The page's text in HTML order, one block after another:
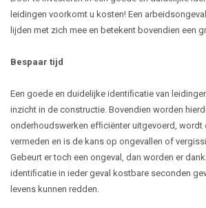
leidingen voorkomt u kosten! Een
lijden met zich mee en betekent bovendien een
Bespaar tijd
Een goede en duidelijke identiﬁcatie van
inzicht in de constructie. Bovendien worden
onderhoudswerken efﬁciënter uitgevoerd,
vermeden en is de kans op ongevallen of
Gebeurt er toch een ongeval, dan worden er
identiﬁcatie in ieder geval kostbare seconden
levens kunnen redden.